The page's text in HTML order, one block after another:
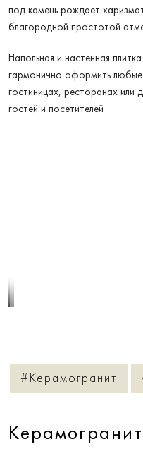
под камень рождает
благородной простотой
Напольная и настенная
гармонично оформить
гостиницах, ресторанах или
гостей и посетителей
#Керамогранит
Керамогранит